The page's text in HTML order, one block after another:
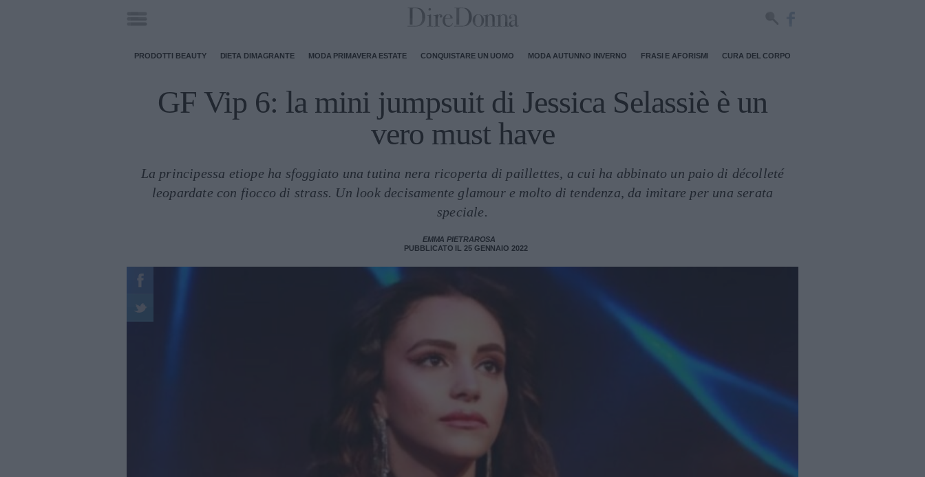
PRODOTTI BEAUTY DIETA DIMAGRANTE MODA PRIMAVERA ESTATE CONQUISTARE UN UOMO MODA AUTUNNO INVERNO FRASI E AFORISMI CURA DEL CORPO
GF Vip 6: la mini jumpsuit di Jessica Selassiè è un
vero must have
La principessa etiope ha sfoggiato una tutina nera ricoperta di paillettes, a cui ha abbinato un paio di décolleté
leopardate con fiocco di strass. Un look decisamente glamour e molto di tendenza, da imitare per una serata
speciale.
EMMA PIETRAROSA
PUBBLICATO IL 25 GENNAIO 2022